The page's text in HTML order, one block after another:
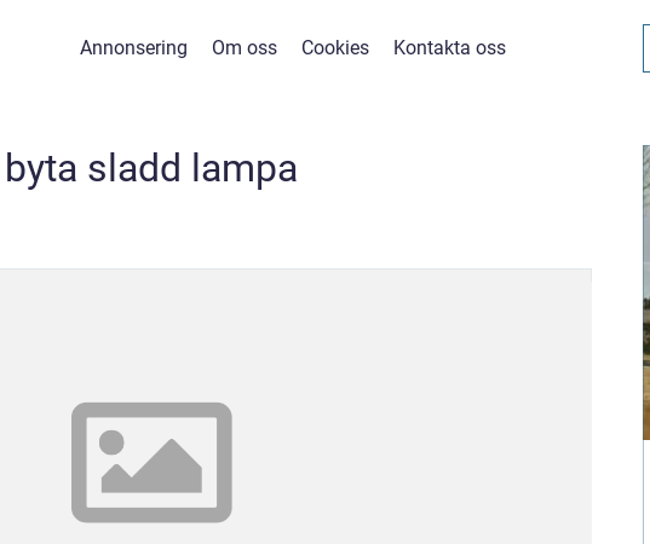
Annonsering Om oss Cookies Kontakta oss
byta sladd lampa